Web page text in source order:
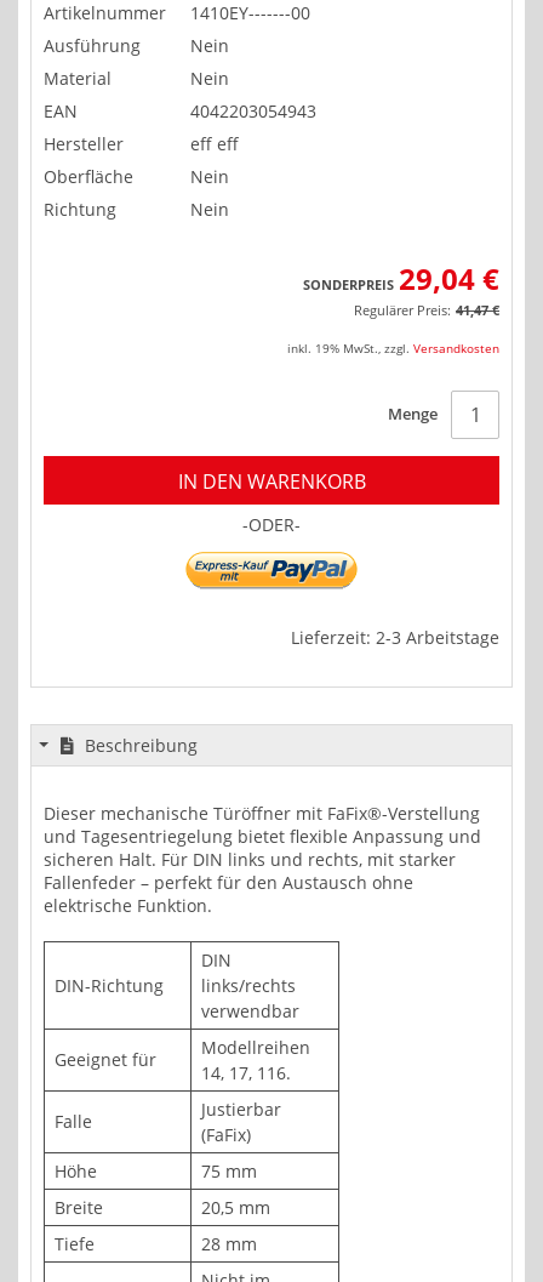
Artikelnummer
1410EY-------00
Ausführung
Nein
Material
Nein
EAN
4042203054943
Hersteller
eff eff
Oberfläche
Nein
Richtung
Nein
SONDERPREIS 29,04 €
Regulärer Preis: 41,47 €
inkl. 19% MwSt., zzgl. Versandkosten
Menge
IN DEN WARENKORB
-ODER-
Lieferzeit: 2-3 Arbeitstage
Beschreibung
Dieser mechanische Türöffner mit FaFix®-Verstellung
und Tagesentriegelung bietet flexible Anpassung und
sicheren Halt. Für DIN links und rechts, mit starker
Fallenfeder – perfekt für den Austausch ohne
elektrische Funktion.
DIN-Richtung
DIN
links/rechts
verwendbar
Geeignet für
Modellreihen
14, 17, 116.
Falle
Justierbar
(FaFix)
Höhe
75 mm
Breite
20,5 mm
Tiefe
28 mm